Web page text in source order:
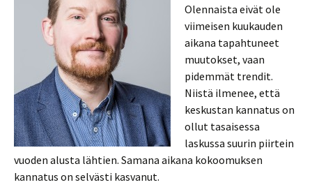
Olennaista eivät ole
viimeisen kuukauden
aikana tapahtuneet
muutokset, vaan
pidemmät trendit.
Niistä ilmenee, että
keskustan kannatus on
ollut tasaisessa
laskussa suurin piirtein
vuoden alusta lähtien. Samana aikana kokoomuksen
kannatus on selvästi kasvanut.